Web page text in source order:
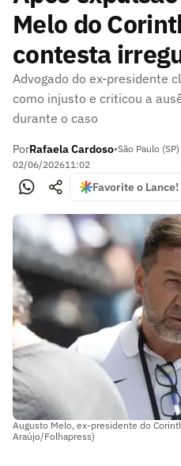
Melo do
contesta
Advogado do ex-presidente
como injusto e criticou a
durante o caso
PorRafaela Cardoso•São Paulo (SP)
02/06/202611:02
Favorite o
Augusto Melo, ex-presidente do
Araújo/Folhapress)